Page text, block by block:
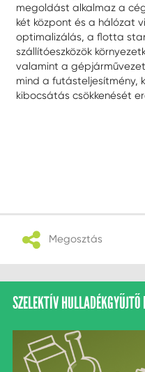
megoldást alkalmaz a
két központ és a hálózat
optimalizálás, a flotta
szállítóeszközök
valamint a
mind a futásteljesítmény,
kibocsátás csökkenését
Megosztás
SZELEKTÍV HULLADÉKGYŰJTŐ